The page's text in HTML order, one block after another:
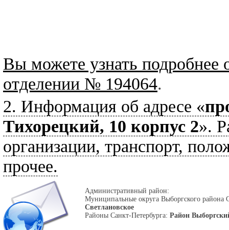
Вы можете узнать подробнее
отделении № 194064.
2. Информация об адресе «
Тихорецкий, 10 корпус 2».
организации, транспорт,
прочее.
Административный район:
Муниципальные округа Выборгского
Светлановское
Районы Санкт-Петербурга: Район